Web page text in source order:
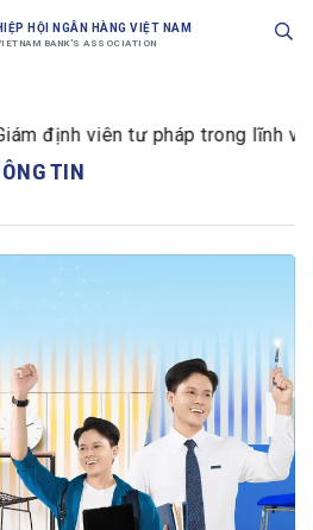
HỘI NGÂN HÀNG VIỆT NAM
BANK'S ASSOCIATION
định viên tư pháp trong lĩnh vực
TIN